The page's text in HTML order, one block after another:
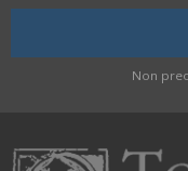
Non